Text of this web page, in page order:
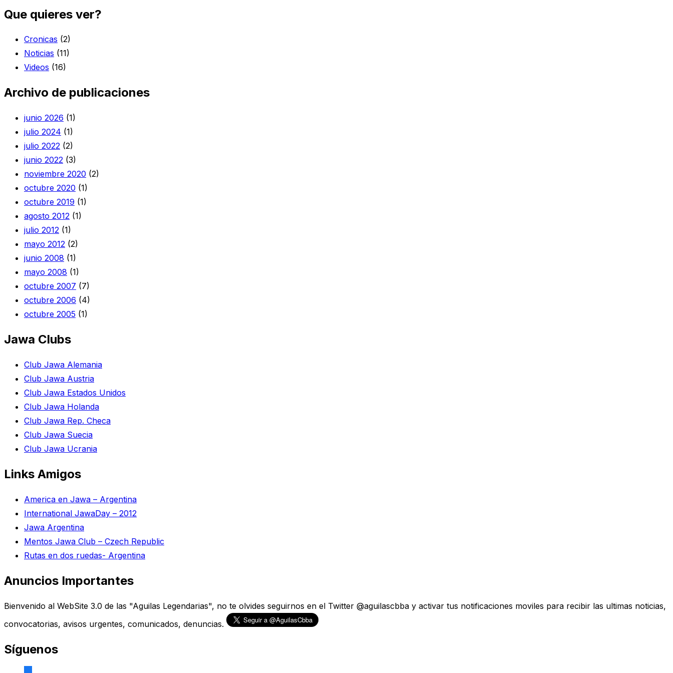
Que quieres ver?
Cronicas (2)
Noticias (11)
Videos (16)
Archivo de publicaciones
junio 2026 (1)
julio 2024 (1)
julio 2022 (2)
junio 2022 (3)
noviembre 2020 (2)
octubre 2020 (1)
octubre 2019 (1)
agosto 2012 (1)
julio 2012 (1)
mayo 2012 (2)
junio 2008 (1)
mayo 2008 (1)
octubre 2007 (7)
octubre 2006 (4)
octubre 2005 (1)
Jawa Clubs
Club Jawa Alemania
Club Jawa Austria
Club Jawa Estados Unidos
Club Jawa Holanda
Club Jawa Rep. Checa
Club Jawa Suecia
Club Jawa Ucrania
Links Amigos
America en Jawa – Argentina
International JawaDay – 2012
Jawa Argentina
Mentos Jawa Club – Czech Republic
Rutas en dos ruedas- Argentina
Anuncios Importantes
Bienvenido al WebSite 3.0 de las "Aguilas Legendarias", no te olvides seguirnos en el Twitter @aguilascbba y activar tus notificaciones moviles para recibir las ultimas noticias,
convocatorias, avisos urgentes, comunicados, denuncias.
Síguenos